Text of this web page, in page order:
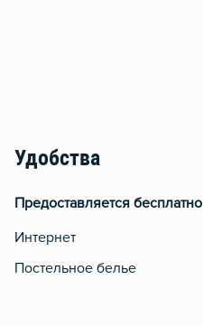
Удобства
Предоставляется бесплатно
Интернет
Постельное белье